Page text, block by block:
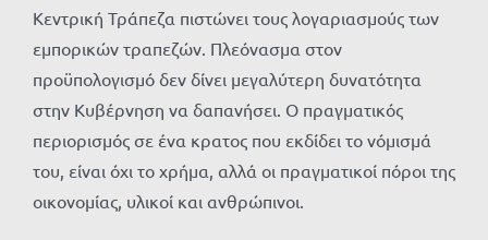
Κεντρική Τράπεζα πιστώνει τους λογαριασμούς των
εμπορικών τραπεζών. Πλεόνασμα στον
προϋπολογισμό δεν δίνει μεγαλύτερη δυνατότητα
στην Κυβέρνηση να δαπανήσει. Ο πραγματικός
περιορισμός σε ένα κρατος που εκδίδει το νόμισμά
του, είναι όχι το χρήμα, αλλά οι πραγματικοί πόροι της
οικονομίας, υλικοί και ανθρώπινοι.